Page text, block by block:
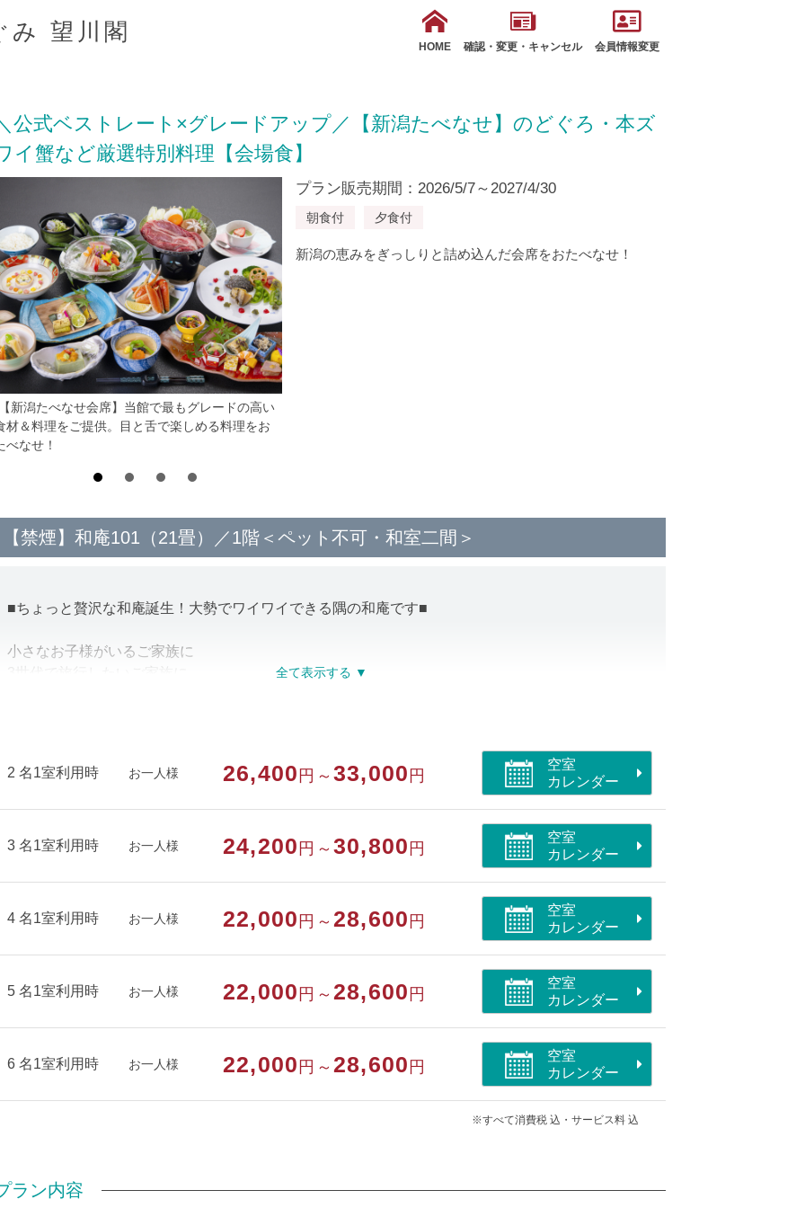
み 望川閣
HOME 確認・変更・キャンセル 会員情報変更
公式ベストレート×グレードアップ／【新潟たべなせ】のどぐろ・本ズ
イ蟹など厳選特別料理【会場食】
新潟たべなせ会席】当館で最もグレードの高い
材＆料理をご提供。目と舌で楽しめる料理をお
べなせ！
プラン販売期間：2026/5/7～2027/4/30
朝食付 夕食付
新潟の恵みをぎっしりと詰め込んだ会席をおたべなせ！
【禁煙】和庵101（21畳）／1階＜ペット不可・和室二間＞
■ちょっと贅沢な和庵誕生！大勢でワイワイできる隅の和庵です■
小さなお子様がいるご家族に
・阿賀野川を見れるお部屋ではありません
部屋種別 和室
部屋特徴 バス/トイレ/禁煙/インターネットができる部屋/洗浄機付トイレ
2 名1室利用時 お一人様 26,400 円～ 33,000 円
空室
カレンダー
3 名1室利用時 お一人様 24,200 円～ 30,800 円
空室
カレンダー
4 名1室利用時 お一人様 22,000 円～ 28,600 円
空室
カレンダー
5 名1室利用時 お一人様 22,000 円～ 28,600 円
空室
カレンダー
6 名1室利用時 お一人様 22,000 円～ 28,600 円
空室
カレンダー
※すべて消費税 込・サービス料 込
ラン内容